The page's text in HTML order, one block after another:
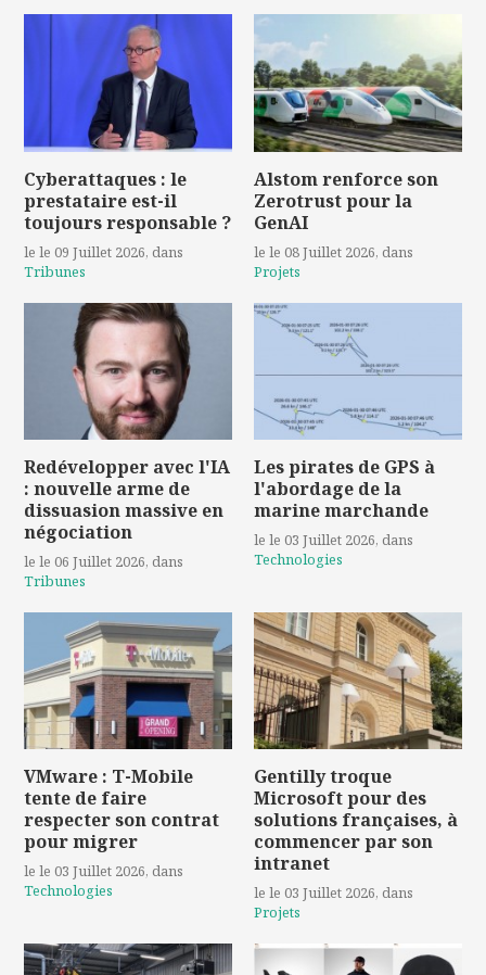
Cyberattaques : le
prestataire est-il
toujours responsable ?
le le 09 Juillet 2026, dans
Tribunes
Alstom renforce son
Zerotrust pour la
GenAI
le le 08 Juillet 2026, dans
Projets
Redévelopper avec l'IA
: nouvelle arme de
dissuasion massive en
négociation
le le 06 Juillet 2026, dans
Tribunes
Les pirates de GPS à
l'abordage de la
marine marchande
le le 03 Juillet 2026, dans
Technologies
VMware : T-Mobile
tente de faire
respecter son contrat
pour migrer
le le 03 Juillet 2026, dans
Technologies
Gentilly troque
Microsoft pour des
solutions françaises, à
commencer par son
intranet
le le 03 Juillet 2026, dans
Projets